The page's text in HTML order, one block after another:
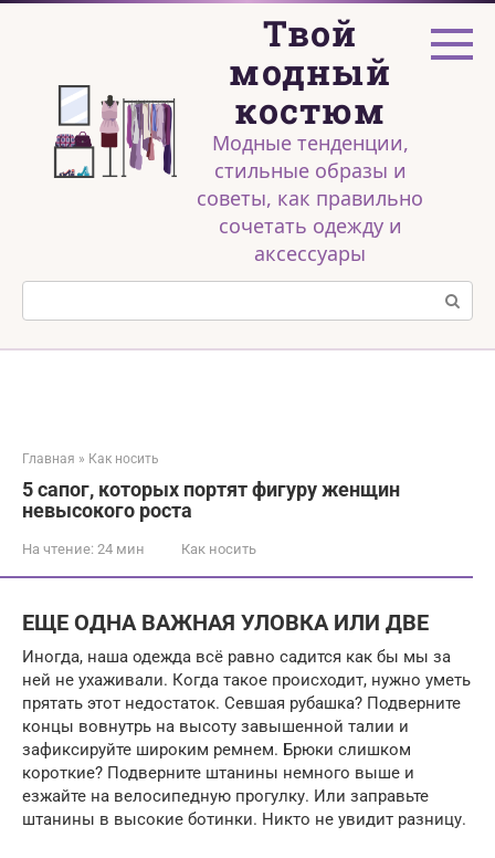
Перейти
Твой
модный
костюм
Модные тенденции,
стильные образы и
советы, как правильно
сочетать одежду и
аксессуары
Поиск:
Главная » Как носить
5 сапог, которых портят фигуру женщин
невысокого роста
На чтение: 24 мин Как носить
ЕЩЕ ОДНА ВАЖНАЯ УЛОВКА ИЛИ ДВЕ
Иногда, наша одежда всё равно садится как бы мы за
ней не ухаживали. Когда такое происходит, нужно уметь
прятать этот недостаток. Севшая рубашка? Подверните
концы вовнутрь на высоту завышенной талии и
зафиксируйте широким ремнем. Брюки слишком
короткие? Подверните штанины немного выше и
езжайте на велосипедную прогулку. Или заправьте
штанины в высокие ботинки. Никто не увидит разницу.